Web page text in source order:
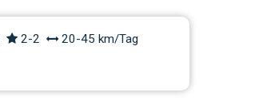
2-2
20-45 km/Tag